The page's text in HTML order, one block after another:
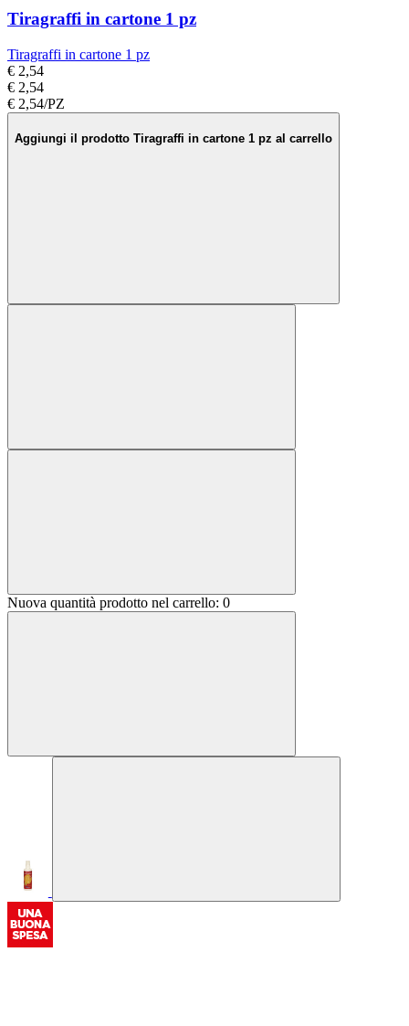
Tiragraffi in cartone 1 pz
Tiragraffi in cartone 1 pz
€ 2,54
€ 2,54
€ 2,54/PZ
Aggiungi il prodotto Tiragraffi in cartone 1 pz al carrello
Nuova quantità prodotto nel carrello: 0